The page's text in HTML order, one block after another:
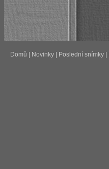
Domů Novinky| Poslední snímky|